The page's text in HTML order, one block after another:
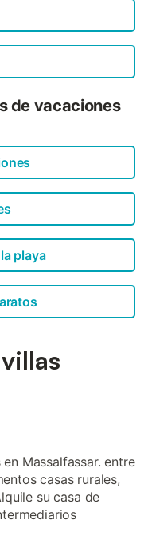
de vacaciones
playa
Massalfassar. entre
casas rurales,
su casa de